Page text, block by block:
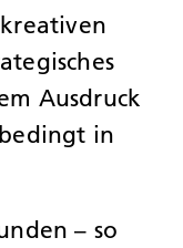
Ausdruck
in
– so